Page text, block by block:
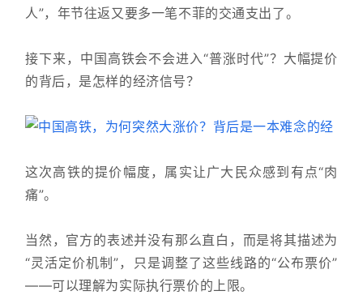
人”，年节往返又要多一笔不菲的交通支出了。
接下来，中国高铁会不会进入“普涨时代”？大幅提价
的背后，是怎样的经济信号？
这次高铁的提价幅度，属实让广大民众感到有点“肉
痛”。
当然，官方的表述并没有那么直白，而是将其描述为
“灵活定价机制”，只是调整了这些线路的“公布票价”
——可以理解为实际执行票价的上限。